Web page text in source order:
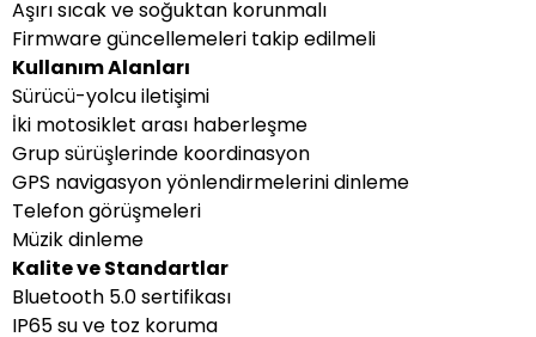
Aşırı sıcak ve soğuktan korunmalı
Firmware güncellemeleri takip edilmeli
Kullanım Alanları
Sürücü-yolcu iletişimi
İki motosiklet arası haberleşme
Grup sürüşlerinde koordinasyon
GPS navigasyon yönlendirmelerini dinleme
Telefon görüşmeleri
Müzik dinleme
Kalite ve Standartlar
Bluetooth 5.0 sertifikası
IP65 su ve toz koruma